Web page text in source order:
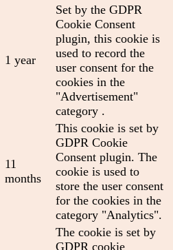
1 year
Set by the GDPR
Cookie Consent
plugin, this cookie is
used to record the
user consent for the
cookies in the
"Advertisement"
category .
11
months
This cookie is set by
GDPR Cookie
Consent plugin. The
cookie is used to
store the user consent
for the cookies in the
category "Analytics".
The cookie is set by
GDPR cookie